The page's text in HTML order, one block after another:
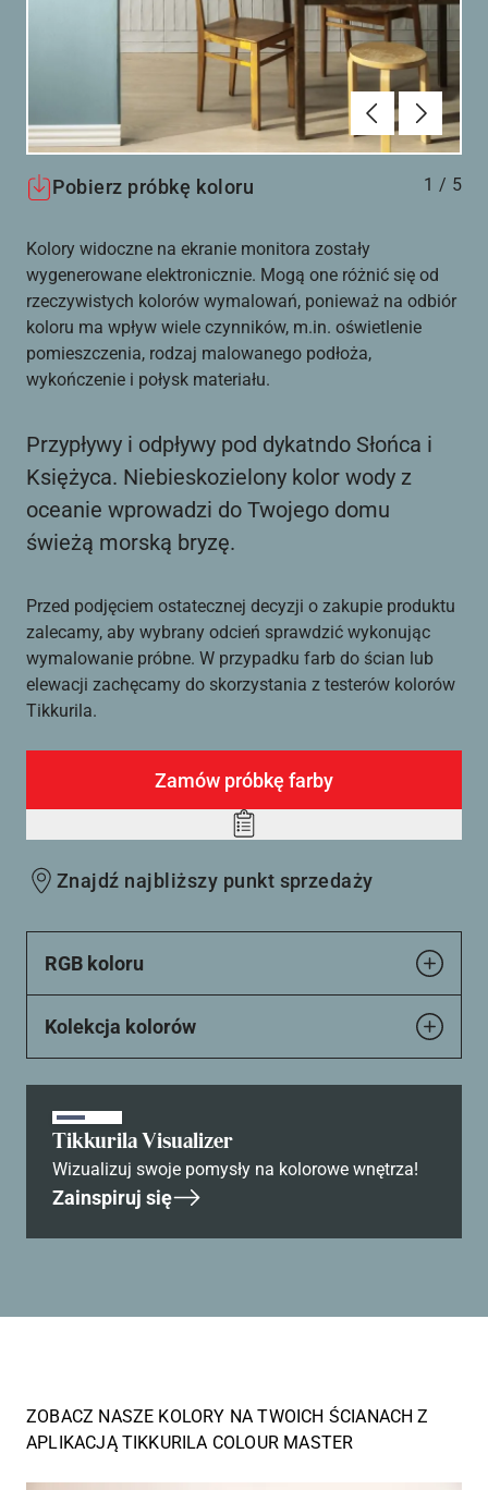
Poprzednie
Dalej
Pobierz próbkę koloru 1 / 5
Kolory widoczne na ekranie monitora zostały
wygenerowane elektronicznie. Mogą one różnić się od
rzeczywistych kolorów wymalowań, ponieważ na odbiór
koloru ma wpływ wiele czynników, m.in. oświetlenie
pomieszczenia, rodzaj malowanego podłoża,
wykończenie i połysk materiału.
Przypływy i odpływy pod dykatndo Słońca i
Księżyca. Niebieskozielony kolor wody z
oceanie wprowadzi do Twojego domu
świeżą morską bryzę.
Przed podjęciem ostatecznej decyzji o zakupie produktu
zalecamy, aby wybrany odcień sprawdzić wykonując
wymalowanie próbne. W przypadku farb do ścian lub
elewacji zachęcamy do skorzystania z testerów kolorów
Tikkurila.
Zamów próbkę farby
Add
wishlist
Znajdź najbliższy punkt sprzedaży
RGB koloru
Kolekcja kolorów
Tikkurila Visualizer
Wizualizuj swoje pomysły na kolorowe wnętrza!
Zainspiruj się
ZOBACZ NASZE KOLORY NA TWOICH ŚCIANACH Z
APLIKACJĄ TIKKURILA COLOUR MASTER